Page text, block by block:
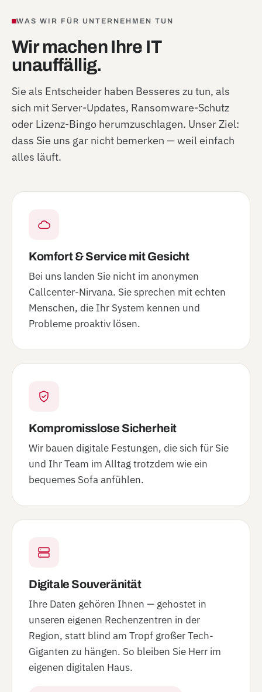
WAS WIR FÜR UNTERNEHMEN TUN
Wir machen Ihre IT
unauffällig.
Sie als Entscheider haben Besseres zu tun, als
sich mit Server-Updates, Ransomware-Schutz
oder Lizenz-Bingo herumzuschlagen. Unser Ziel:
dass Sie uns gar nicht bemerken — weil einfach
alles läuft.
Komfort & Service mit Gesicht
Bei uns landen Sie nicht im anonymen
Callcenter-Nirvana. Sie sprechen mit echten
Menschen, die Ihr System kennen und
Probleme proaktiv lösen.
Kompromisslose Sicherheit
Wir bauen digitale Festungen, die sich für Sie
und Ihr Team im Alltag trotzdem wie ein
bequemes Sofa anfühlen.
Digitale Souveränität
Ihre Daten gehören Ihnen — gehostet in
unseren eigenen Rechenzentren in der
Region, statt blind am Tropf großer Tech-
Giganten zu hängen. So bleiben Sie Herr im
eigenen digitalen Haus.